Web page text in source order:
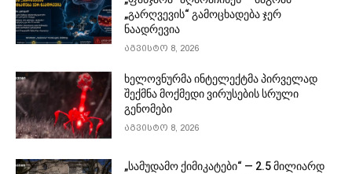
„გარღვევის“ გამოცხადება ჯერ
ნაადრევია
აგვისტო 8, 2026
ხელოვნურმა ინტელექტმა პირველად
შექმნა მოქმედი ვირუსების სრული
გენომები
აგვისტო 8, 2026
„სამუდამო ქიმიკატები“ — 2.5 მილიარდ